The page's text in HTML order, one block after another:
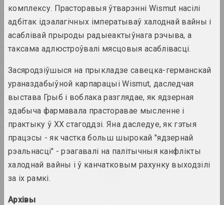
1991
1990
1989
1988
1987
1985
1984
1971
A Little Strange
2024. выстава
Крохалёў Кірыл, Руслан Вашкевіч, Віктар
Art Festival 2024
2024. штаб фестывалю
Аляксей Шлык
GOO
2024. персанальная выстава
Леся Пчолка
Great Stone
комплексу. Прасторавыя ўтварэнні Wismut насілі
адбітак ідэалагічных імператываў халоднай вайны і
асаблівай прыроды радыеактыўнага рэчыва, а
таксама адлюстроўвалі мясцовыя асаблівасці.
Засяродзіўшыся на прыкладзе савецка-германскай
ураназдабыўной карпарацыі Wismut, даследчая
выстава Грыб і воблака разглядае, як ядзерная
здабыча фармавала прасторавае мысленне і
практыку ў XX стагоддзі. Яна даследуе, як гэтыя
працэсы - як частка больш шырокай "ядзернай
рэальнасці" - рэагавалі на палітычныя канфлікты
халоднай вайны і ў канчатковым рахунку выходзілі
за іх рамкі.
Архівы